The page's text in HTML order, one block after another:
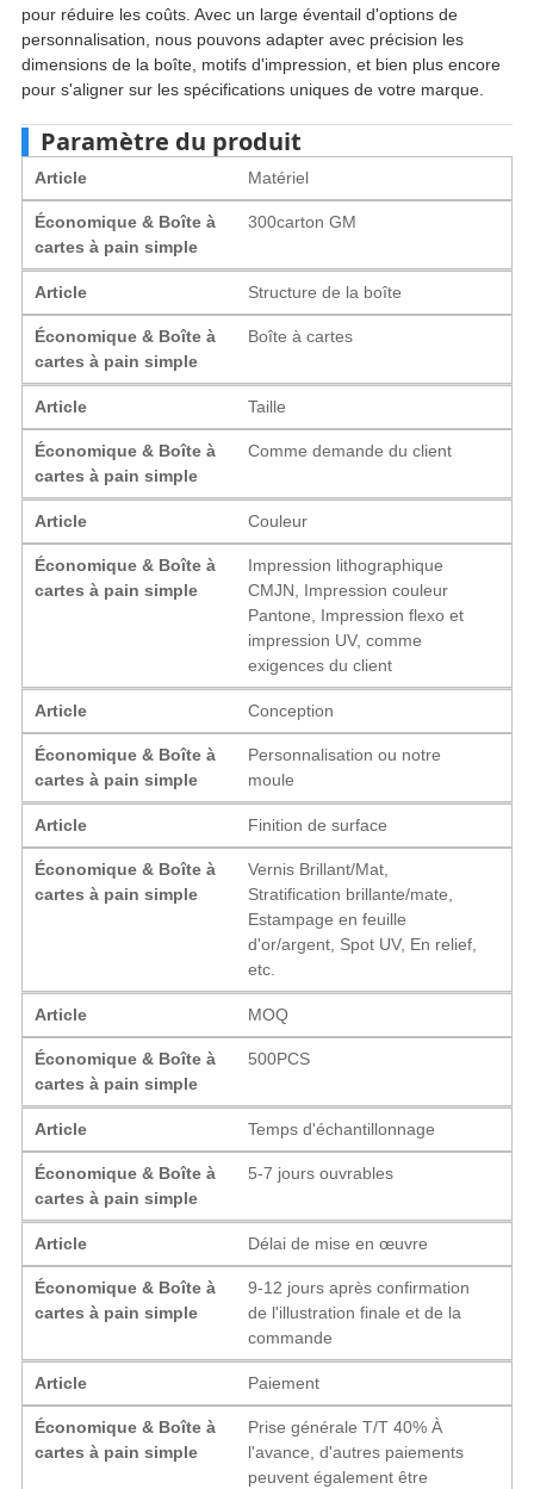
pour réduire les coûts. Avec un large éventail d'options de
personnalisation, nous pouvons adapter avec précision les
dimensions de la boîte, motifs d'impression, et bien plus encore
pour s'aligner sur les spécifications uniques de votre marque.
Paramètre du produit
Article Matériel
Économique & Boîte à
cartes à pain simple
300carton GM
Article Structure de la boîte
Économique & Boîte à
cartes à pain simple
Boîte à cartes
Article Taille
Économique & Boîte à
cartes à pain simple
Comme demande du client
Article Couleur
Économique & Boîte à
cartes à pain simple
Impression lithographique
CMJN, Impression couleur
Pantone, Impression flexo et
impression UV, comme
exigences du client
Article Conception
Économique & Boîte à
cartes à pain simple
Personnalisation ou notre
moule
Article Finition de surface
Économique & Boîte à
cartes à pain simple
Vernis Brillant/Mat,
Stratification brillante/mate,
Estampage en feuille
d'or/argent, Spot UV, En relief,
etc.
Article MOQ
Économique & Boîte à
cartes à pain simple
500PCS
Article Temps d'échantillonnage
Économique & Boîte à
cartes à pain simple
5-7 jours ouvrables
Article Délai de mise en œuvre
Économique & Boîte à
cartes à pain simple
9-12 jours après confirmation
de l'illustration finale et de la
commande
Article Paiement
Économique & Boîte à
cartes à pain simple
Prise générale T/T 40% À
l'avance, d'autres paiements
peuvent également être